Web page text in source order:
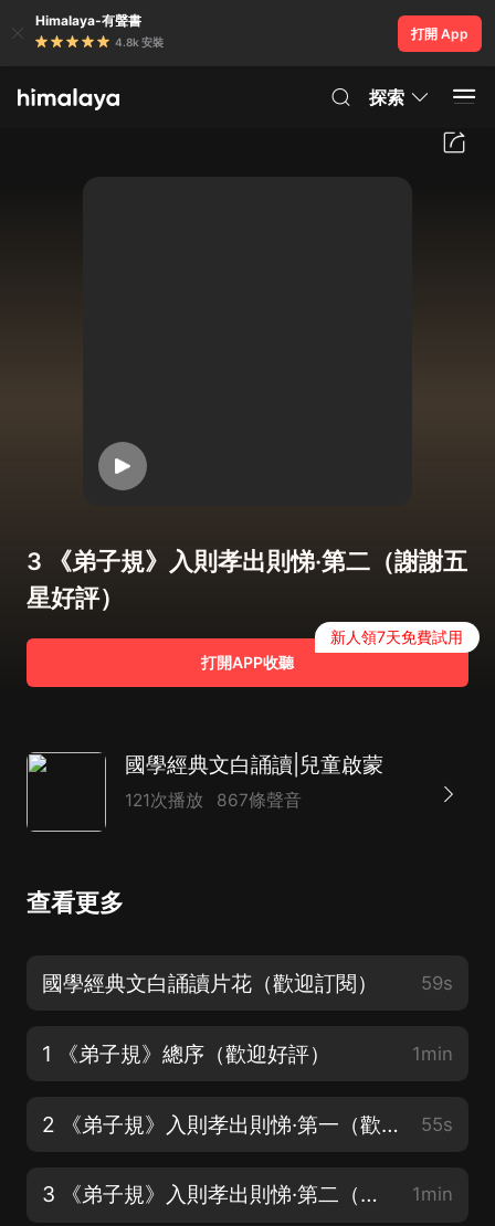
Himalaya-有聲書
4.8k 安裝
打開 App
探索
3 《弟子規》入則孝出則悌·第二（謝謝五
星好評）
打開APP收聽
新人領7天免費試用
國學經典文白誦讀|兒童啟蒙
121次播放 867條聲音
查看更多
國學經典文白誦讀片花（歡迎訂閱） 59s
1 《弟子規》總序（歡迎好評） 1min
2 《弟子規》入則孝出則悌·第一（歡迎訂閱） 55s
3 《弟子規》入則孝出則悌·第二（謝謝五星好評） 1min